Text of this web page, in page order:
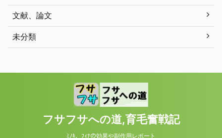
文献、論文
未分類
フサフサへの道,育毛奮戦記
ﾐﾉｷ、ﾌｨﾅの効果や副作用レポート